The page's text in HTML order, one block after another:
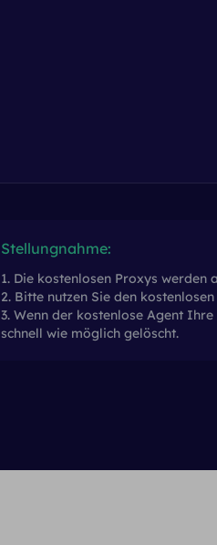
Stellungnahme:
1. Die kostenlosen Proxys werden
2. Bitte nutzen Sie den
3. Wenn der kostenlose Agent
schnell wie möglich gelöscht.